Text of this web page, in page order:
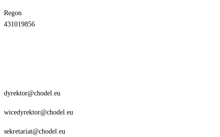
Regon
431019856
dyrektor@chodel.eu
wicedyrektor@chodel.eu
sekretariat@chodel.eu